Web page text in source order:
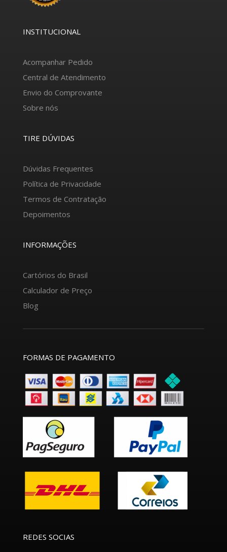
INSTITUCIONAL
Acompanhar Pedido
Central de Atendimento
Envio do Comprovante
Sobre nós
TIRE DÚVIDAS
Dúvidas Frequentes
Política de Privacidade
Termos de Contratação
Depoimentos
INFORMAÇÕES
Cartórios do Brasil
Calculador de Preço
Blog
FORMAS DE PAGAMENTO
REDES SOCIAS